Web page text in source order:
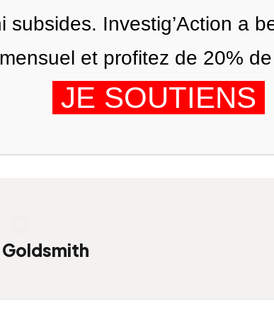
NOUS AGENDA
subsides. Investig’Action a
et profitez de 20%
JE SOUTIENS